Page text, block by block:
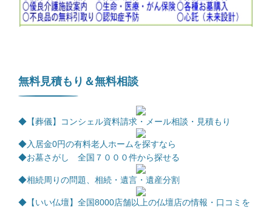
無料見積もり＆無料相談
◆【葬儀】コンシェル資料請求・メール相談・見積もり
◆入居金0円の有料老人ホームを探すなら
◆お墓さがし 全国７０００件から探せる
◆相続周りの問題、相続・遺言・遺産分割
◆【いい仏壇】全国8000店舗以上の仏壇店の情報・口コミを